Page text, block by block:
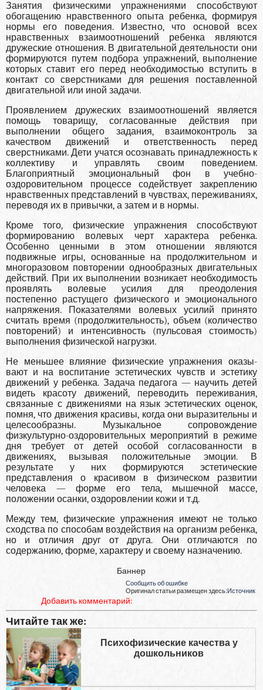
Занятия физическими упражнениями способствуют
обогащению нравственного опыта ребенка, формируя
нор­мы его поведения. Известно, что основой всех
нравствен­ных взаимоотношений ребенка являются
дружеские отно­шения. В двигательной деятельности они
формируются пу­тем подбора упражнений, выполнение
которых ставит его перед необходимостью вступить в
контакт со сверстника­ми для решения поставленной
двигательной или иной за­дачи.
Проявлением дружеских взаимоотношений является
помощь товарищу, согласованные действия при
выполне­нии общего задания, взаимоконтроль за
качеством движе­ний и ответственность перед
сверстниками. Дети учатся осознавать принадлежность к
коллективу и управлять сво­им поведением.
Благоприятный эмоциональный фон в учебно-
оздоровительном процессе содействует закрепле­нию
нравственных представлений в чувствах, переживани­ях,
переводя их в привычки, а затем и в нормы.
Кроме того, физические упражнения способствуют
формированию волевых черт характера ребенка.
Особенно ценными в этом отношении являются
подвижные игры, ос­нованные на продолжительном и
многоразовом повторе­нии однообразных двигательных
действий. При их выпол­нении возникает необходимость
проявлять волевые усилия для преодоления
постепенно растущего физического и эмо­ционального
напряжения. Показателями волевых усилий принято
считать время (продолжительность), объем (коли­чество
повторений) и интенсивность (пульсовая стоимость)
выполнения физической нагрузки.
Не меньшее влияние физические упражнения оказы­
вают и на воспитание эстетических чувств и эстетику
дви­жений у ребенка. Задача педагога — научить детей
видеть красоту движений, переводить переживания,
связанные с движениями на язык эстетических оценок,
помня, что дви­жения красивы, когда они выразительны и
целесообразны. Музыкальное сопровождение
физкультурно-оздоровитель­ных мероприятий в режиме
дня требует от детей особой согласованности в
движениях, вызывая положительные эмоции. В
результате у них формируются эстетические
представления о красивом в физическом развитии
человека — форме его тела, мышечной массе,
положении осанки, оз­доровлении кожи и т.д.
Между тем, физические упражнения имеют не только
сходства по способам воздействия на организм ребенка,
но и отличия друг от друга. Они отличаются по
содержанию, форме, характеру и своему назначению.
Баннер
Сообщить об ошибке
Оригинал статьи размещен здесь:Источник
Добавить комментарий:
Читайте так же:
Психофизические качества у
дошкольников